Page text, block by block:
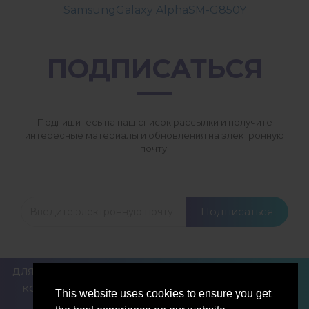
This website uses cookies to ensure you get
SamsungGalaxy AlphaSM-G850Y
ПОДПИСАТЬСЯ
Подпишитесь на наш список рассылки и получите
интересные материалы и обновления на электронную
почту.
Подписаться
ДЛЯ БЛОГЕРОВ И ПИСАТЕЛЕЙ
КОНТАКТЫ
ПОЛИТИКА КОНФИДЕНЦИАЛЬНОСТИ
УСЛОВИЯ ОБСЛУЖИВАНИЯ